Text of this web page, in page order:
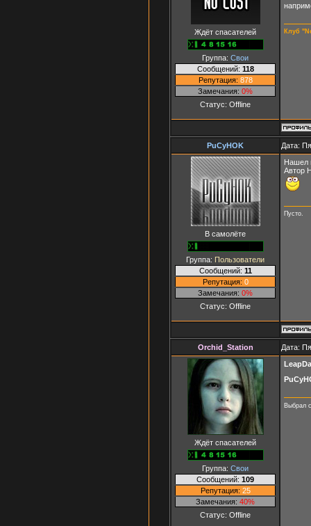
Ждёт спасателей
Группа: Свои
Сообщений: 118
Репутация: 878
Замечания: 0%
Статус: Offline
Клуб
PuCyHOK Дата:
В самолёте
Группа: Пользователи
Сообщений: 11
Репутация: 0
Замечания: 0%
Статус: Offline
Нашел
Автор
Пусто.
Orchid_Station Дата:
Ждёт спасателей
Группа: Свои
Сообщений: 109
Репутация: 25
Замечания: 40%
Статус: Offline
Выбрал